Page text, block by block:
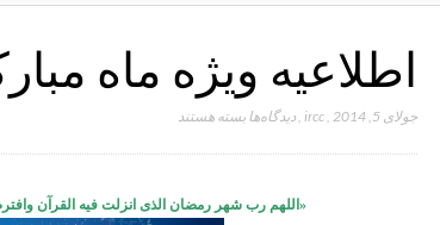
اطلاعیه ویژه ماه
جولای 5, 2014 ,
ircc
,دیدگاه‌هابرای
مبارک
بسته هستند
«اللهم رب شهر رمضان الذی انزلت فیه القرآن